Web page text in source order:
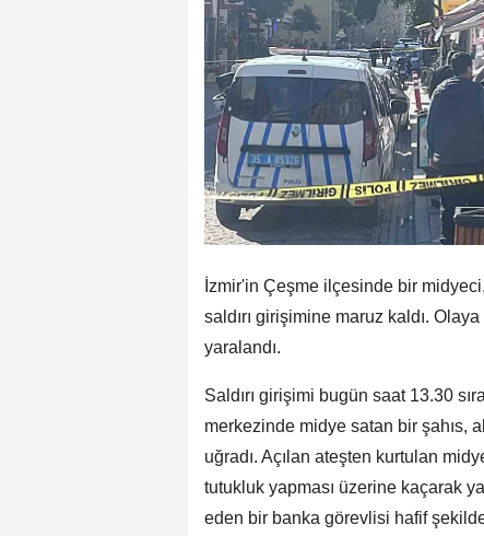
İzmir'in Çeşme ilçesinde bir
saldırı girişimine maruz kaldı.
yaralandı.
Saldırı girişimi bugün saat 13.30
merkezinde midye satan bir şahıs,
uğradı. Açılan ateşten kurtulan
tutukluk yapması üzerine kaçarak
eden bir banka görevlisi hafif